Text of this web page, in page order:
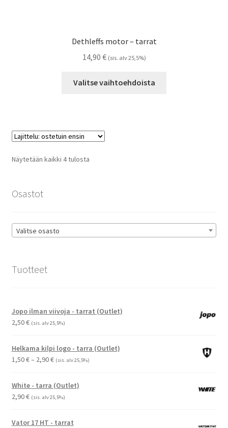
Dethleffs motor – tarrat
14,90 € (sis. alv 25,5%)
Valitse vaihtoehdoista
Näytetään kaikki 4 tulostaSuosituimmat
Osastot
Valitse osasto
Tuotteet
Jopo ilman viivoja - tarrat (Outlet)
2,50€ (sis. alv 25,5%)
Helkama kilpi logo - tarra (Outlet)
1,50€– 2,90€Hintaluokka:
-
2,90 €
(sis. alv 25,5%)
White - tarra (Outlet)
2,90€ (sis. alv 25,5%)
Vator 17 HT - tarrat